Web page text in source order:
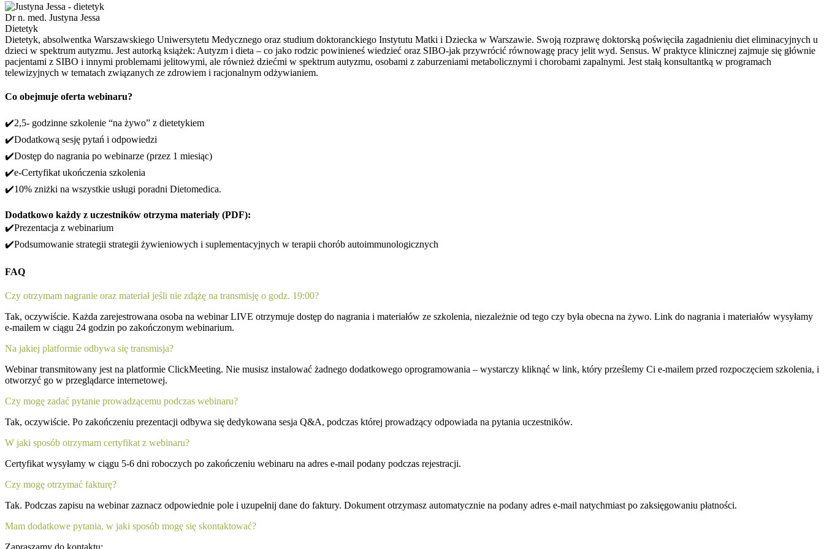
Dr n. med. Justyna Jessa
Dietetyk
Dietetyk, absolwentka Warszawskiego Uniwersytetu Medycznego oraz studium doktoranckiego Instytutu Matki i Dziecka w Warszawie. Swoją rozprawę doktorską poświęciła zagadnieniu diet eliminacyjnych u
dzieci w spektrum autyzmu. Jest autorką książek: Autyzm i dieta – co jako rodzic powinieneś wiedzieć oraz SIBO-jak przywrócić równowagę pracy jelit wyd. Sensus. W praktyce klinicznej zajmuje się głównie
pacjentami z SIBO i innymi problemami jelitowymi, ale również dziećmi w spektrum autyzmu, osobami z zaburzeniami metabolicznymi i chorobami zapalnymi. Jest stałą konsultantką w programach
telewizyjnych w tematach związanych ze zdrowiem i racjonalnym odżywianiem.
Co obejmuje oferta webinaru?
✔️2,5- godzinne szkolenie “na żywo” z dietetykiem
✔️Dodatkową sesję pytań i odpowiedzi
✔️Dostęp do nagrania po webinarze (przez 1 miesiąc)
✔️e-Certyfikat ukończenia szkolenia
✔️10% zniżki na wszystkie usługi poradni Dietomedica.
Dodatkowo każdy z uczestników otrzyma materiały (PDF):
✔️Prezentacja z webinarium
✔️Podsumowanie strategii strategii żywieniowych i suplementacyjnych w terapii chorób autoimmunologicznych
FAQ
Czy otrzymam nagranie oraz materiał jeśli nie zdążę na transmisję o godz. 19:00?
Tak, oczywiście. Każda zarejestrowana osoba na webinar LIVE otrzymuje dostęp do nagrania i materiałów ze szkolenia, niezależnie od tego czy była obecna na żywo. Link do nagrania i materiałów wysyłamy
e-mailem w ciągu 24 godzin po zakończonym webinarium.
Na jakiej platformie odbywa się transmisja?
Webinar transmitowany jest na platformie ClickMeeting. Nie musisz instalować żadnego dodatkowego oprogramowania – wystarczy kliknąć w link, który prześlemy Ci e-mailem przed rozpoczęciem szkolenia, i
otworzyć go w przeglądarce internetowej.
Czy mogę zadać pytanie prowadzącemu podczas webinaru?
Tak, oczywiście. Po zakończeniu prezentacji odbywa się dedykowana sesja Q&A, podczas której prowadzący odpowiada na pytania uczestników.
W jaki sposób otrzymam certyfikat z webinaru?
Certyfikat wysyłamy w ciągu 5-6 dni roboczych po zakończeniu webinaru na adres e-mail podany podczas rejestracji.
Czy mogę otrzymać fakturę?
Tak. Podczas zapisu na webinar zaznacz odpowiednie pole i uzupełnij dane do faktury. Dokument otrzymasz automatycznie na podany adres e-mail natychmiast po zaksięgowaniu płatności.
Mam dodatkowe pytania, w jaki sposób mogę się skontaktować?